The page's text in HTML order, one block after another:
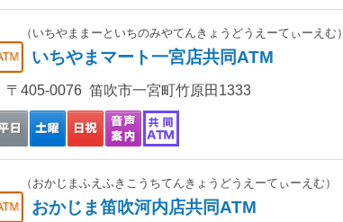
（いちやままーといちのみやてんきょうどうえーてぃーえむ）
いちやまマート一宮店共同ATM
〒405-0076 笛吹市一宮町竹原田1333
（おかじまふえふきこうちてんきょうどうえーてぃーえむ）
おかじま笛吹河内店共同ATM